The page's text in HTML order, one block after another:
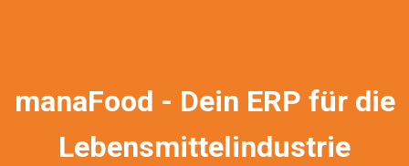
manaFood - Dein ERP für die
Lebensmittelindustrie